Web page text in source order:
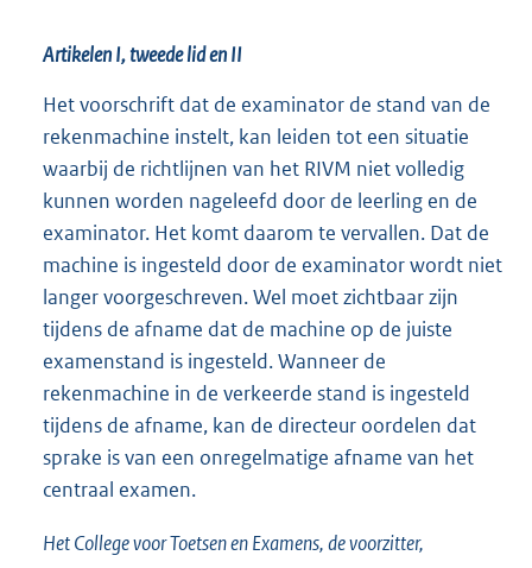
Artikelen I, tweede lid en II
Het voorschrift dat de examinator de stand van de
rekenmachine instelt, kan leiden tot een situatie
waarbij de richtlijnen van het RIVM niet volledig
kunnen worden nageleefd door de leerling en de
examinator. Het komt daarom te vervallen. Dat de
machine is ingesteld door de examinator wordt niet
langer voorgeschreven. Wel moet zichtbaar zijn
tijdens de afname dat de machine op de juiste
examenstand is ingesteld. Wanneer de
rekenmachine in de verkeerde stand is ingesteld
tijdens de afname, kan de directeur oordelen dat
sprake is van een onregelmatige afname van het
centraal examen.
Het College voor Toetsen en Examens,de voorzitter,